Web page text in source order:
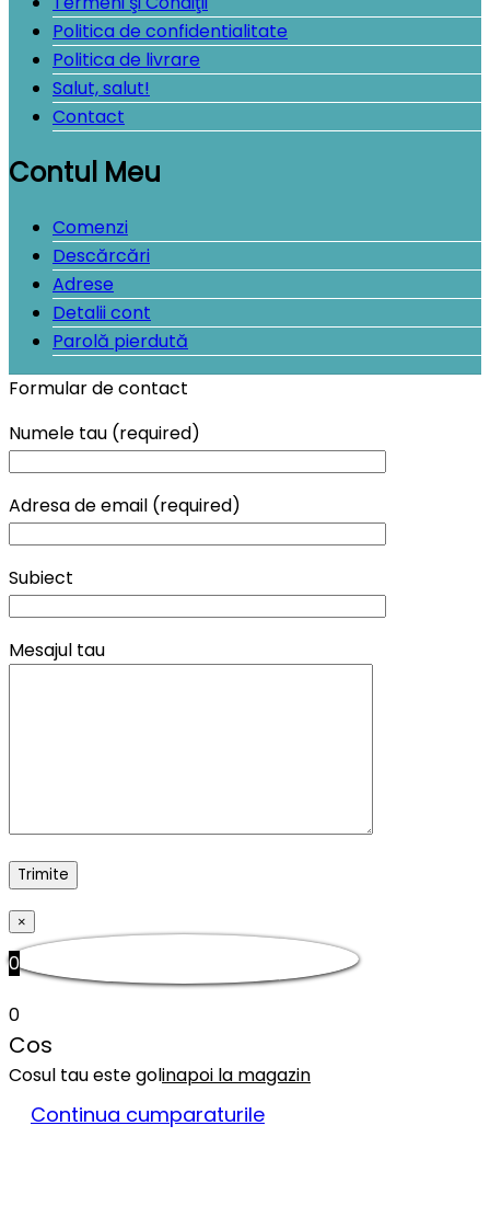
Politica de confidentialitate
Politica de livrare
Salut, salut!
Contact
Contul Meu
Comenzi
Descărcări
Adrese
Detalii cont
Parolă pierdută
Formular de contact
Numele tau (required)
Adresa de email (required)
Subiect
Mesajul tau
×
0
0
Cos
Cosul tau este golinapoi la magazin
Continua cumparaturile